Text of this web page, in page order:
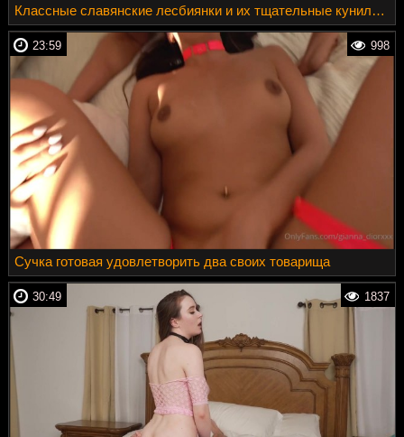
Классные славянские лесбиянки и их тщательные кунилингусы
998
23:59
Сучка готовая удовлетворить два своих товарища
1837
30:49